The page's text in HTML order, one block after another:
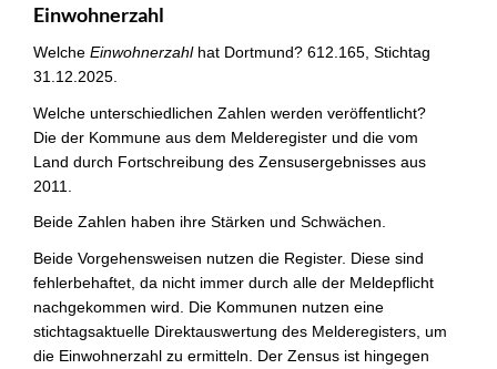
Einwohnerzahl
Welche Einwohnerzahlhat Dortmund? 612.165, Stichtag
31.12.2025.
Welche unterschiedlichen Zahlen werden veröffentlicht?
Die der Kommune aus dem Melderegister und die vom
Land durch Fortschreibung des Zensusergebnisses aus
2011.
Beide Zahlen haben ihre Stärken und Schwächen.
Beide Vorgehensweisen nutzen die Register. Diese sind
fehlerbehaftet, da nicht immer durch alle der Meldepflicht
nachgekommen wird. Die Kommunen nutzen eine
stichtagsaktuelle Direktauswertung des Melderegisters, um
die Einwohnerzahl zu ermitteln. Der Zensus ist hingegen